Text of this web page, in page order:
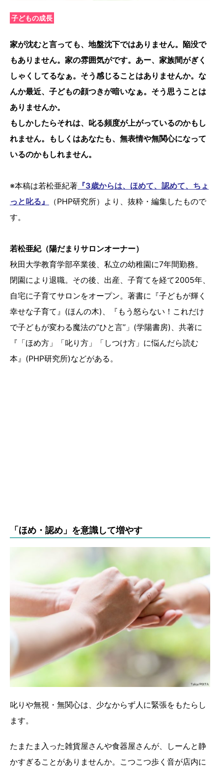
子どもの成長
家が沈むと言っても、地盤沈下ではありません。陥没で
もありません。家の雰囲気がです。あー、家族間がぎく
しゃくしてるなぁ。そう感じることはありませんか。な
んか最近、子どもの顔つきが暗いなぁ。そう思うことは
ありませんか。
もしかしたらそれは、叱る頻度が上がっているのかもし
れません。もしくはあなたも、無表情や無関心になって
いるのかもしれません。
※本稿は若松亜紀著 『3歳からは、ほめて、認めて、ちょ
っと叱る』
（PHP研究所）より、抜粋・編集したもので
す。
若松亜紀（陽だまりサロンオーナー）
秋田大学教育学部卒業後、私立の幼稚園に7年間勤務。
閉園により退職。その後、出産、子育てを経て2005年、
自宅に子育てサロンをオープン。著書に『子どもが輝く
幸せな子育て』(ほんの木)、『もう怒らない！これだけ
で子どもが変わる魔法の”ひと言”」(学陽書房)、共著に
『「ほめ方」「叱り方」「しつけ方」に悩んだら読む
本』(PHP研究所)などがある。
「ほめ・認め」を意識して増やす
叱りや無視・無関心は、少なからず人に緊張をもたらし
ます。
たまたま入った雑貨屋さんや食器屋さんが、しーんと静
かすぎることがありませんか。こつこつ歩く音が店内に